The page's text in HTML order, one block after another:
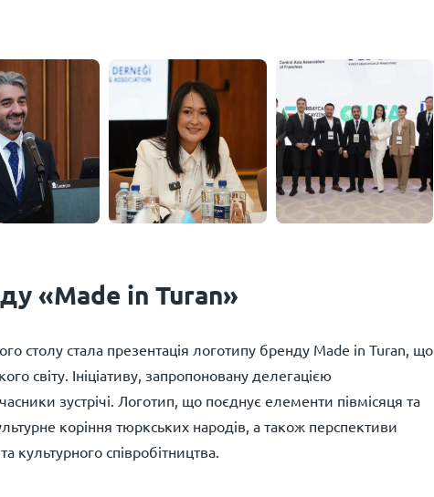
«Made in Turan»
столу стала презентація логотипу бренду Made in Turan, що
світу. Ініціативу, запропоновану делегацією
зустрічі. Логотип, що поєднує елементи півмісяця та
коріння тюркських народів, а також перспективи
культурного співробітництва.